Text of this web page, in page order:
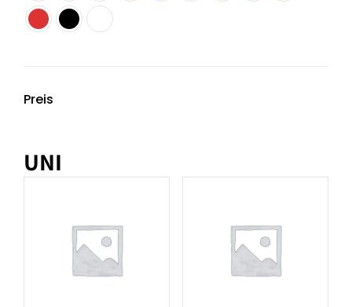
Preis
UNI